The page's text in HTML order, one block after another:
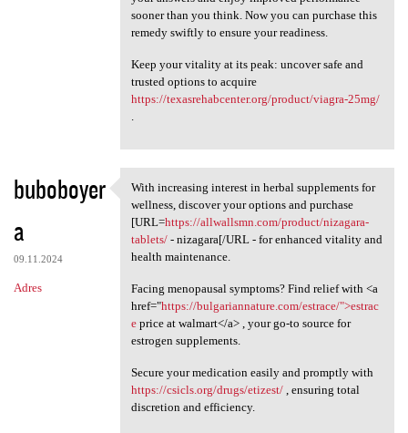
sooner than you think. Now you can purchase this
remedy swiftly to ensure your readiness.
Keep your vitality at its peak: uncover safe and
trusted options to acquire
https://texasrehabcenter.org/product/viagra-25mg/
buboboyer
a
09.11.2024
Adres
With increasing interest in
With increasing interest in herbal supplements for
wellness, discover your options and purchase
[URL=https://allwallsmn.com/product/nizagara-
tablets/- nizagara[/URL - for enhanced vitality and
health maintenance.
Facing menopausal symptoms? Find relief with <a
href="https://bulgariannature.com/estrace/">estrac
eprice at walmart</a> , your go-to source for
estrogen supplements.
Secure your medication easily and promptly with
https://csicls.org/drugs/etizest/, ensuring total
discretion and efficiency.